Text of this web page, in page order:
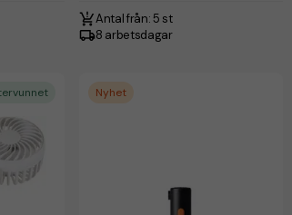
Antal från: 5 st
8 arbetsdagar
Nyhet